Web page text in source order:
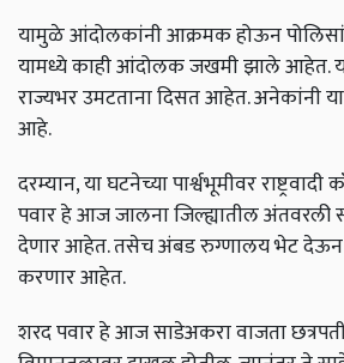
यामुळे आंदोलकांनी आक्रमक होऊन
यामध्ये काही आंदोलक जखमी झाले आहेत.
राज्यभर उमटताना दिसत आहेत. अनेकांनी
आहे.
दरम्यान, या घटनेच्या पार्श्वभूमीवर
पवार हे आज जालना जिल्ह्यातील अंतवरली
देणार आहेत. तसेच अंबड रुग्णालय भेट देऊन
करणार आहेत.
शरद पवार हे आज साडेअकरा वाजता